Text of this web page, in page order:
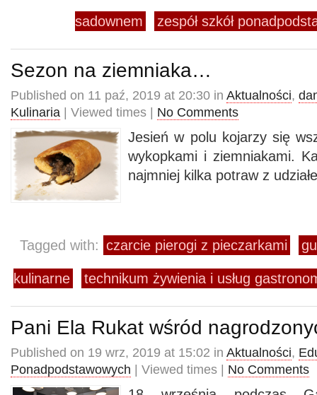
sadownem zespół szkół
Sezon na ziemniaka…
Published on 11 paź, 2019 at 20:30 in Aktualności,
Kulinaria | Viewed times | No Comments
Jesień w polu kojarzy się
wykopkami i ziemniakami.
najmniej kilka potraw z
Tagged with: czarcie pierogi z pieczarkami
kulinarne technikum żywienia i usług
Pani Ela Rukat wśród
Published on 19 wrz, 2019 at 15:02 in Aktualności,
Ponadpodstawowych | Viewed times | No Comments